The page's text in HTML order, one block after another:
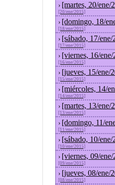
› [martes, 20/
[20/ene/2015]
› [domingo, 18/
[18/ene/2015]
› [sábado, 17/
[17/ene/2015]
› [viernes, 16/
[16/ene/2015]
› [jueves, 15/ene/
[15/ene/2015]
› [miércoles, 14/
[14/ene/2015]
› [martes, 13/
[13/ene/2015]
› [domingo, 11/
[11/ene/2015]
› [sábado, 10/
[10/ene/2015]
› [viernes, 09/
[09/ene/2015]
› [jueves, 08/ene/
[08/ene/2015]